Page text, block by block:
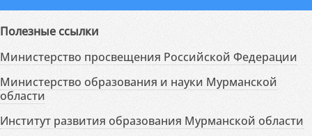
Полезные ссылки
Министерство просвещения Российской Федерации
Министерство образования и науки Мурманской
области
Институт развития образования Мурманской области